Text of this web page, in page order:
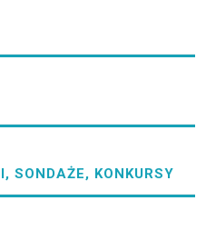
SONDAŻE, KONKURSY